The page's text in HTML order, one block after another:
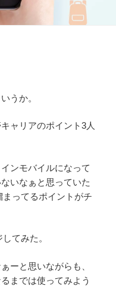
うか。
ャリアのポイント3人
ンモバイルになって
いなぁと思っていた
ってるポイントがチ
てみた。
ーと思いながらも、
までは使ってみよう